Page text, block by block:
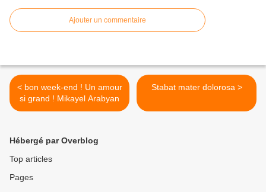
Ajouter un commentaire
< bon week-end ! Un amour
si grand ! Mikayel Arabyan
Stabat mater dolorosa >
Hébergé par Overblog
Top articles
Pages